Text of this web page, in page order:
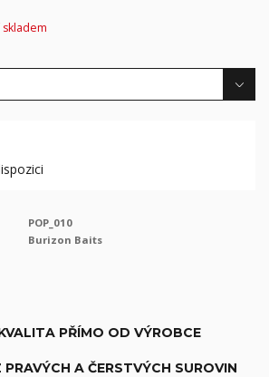
POP_010
Burizon Baits
PŘÍMO OD VÝROBCE
PRAVÝCH A ČERSTVÝCH SUROVIN